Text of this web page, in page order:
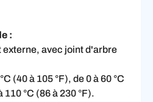
:
externe, avec joint d'arbre
(40 à 105 °F), de 0 à 60 °C
110 °C (86 à 230 °F).